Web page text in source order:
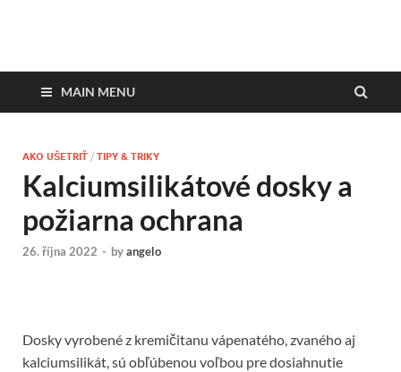
DesignMagazin.sk
MAIN MENU
AKO UŠETRIŤ / TIPY & TRIKY
Kalciumsilikátové dosky a
požiarna ochrana
26. října 2022 - byangelo
Dosky vyrobené z kremičitanu vápenatého, zvaného aj
kalciumsilikát, sú obľúbenou voľbou pre dosiahnutie